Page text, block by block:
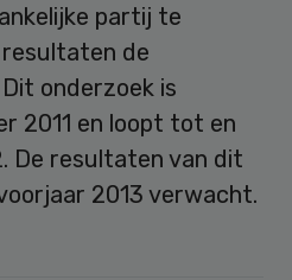
partij te
de
onderzoek is
2011 en loopt tot en
De resultaten van dit
2013 verwacht.